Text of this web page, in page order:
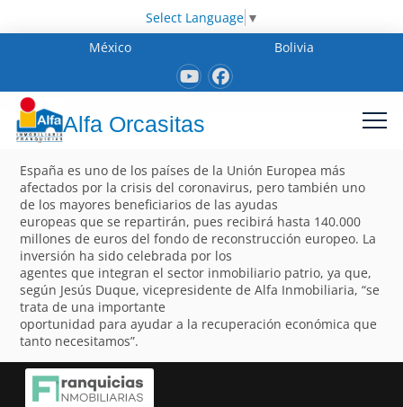
Select Language ▼
México
Bolivia
Alfa Orcasitas
España es uno de los países de la Unión Europea más
afectados por la crisis del coronavirus, pero también uno
de los mayores beneficiarios de las ayudas
europeas que se repartirán, pues recibirá hasta 140.000
millones de euros del fondo de reconstrucción europeo. La
inversión ha sido celebrada por los
agentes que integran el sector inmobiliario patrio, ya que,
según Jesús Duque, vicepresidente de Alfa Inmobiliaria, “se
trata de una importante
oportunidad para ayudar a la recuperación económica que
tanto necesitamos”.